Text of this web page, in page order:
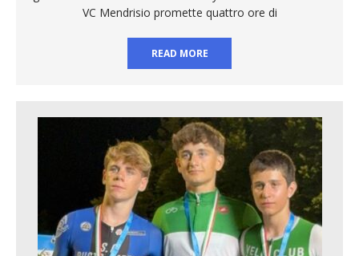
VC Mendrisio promette quattro ore di
READ MORE